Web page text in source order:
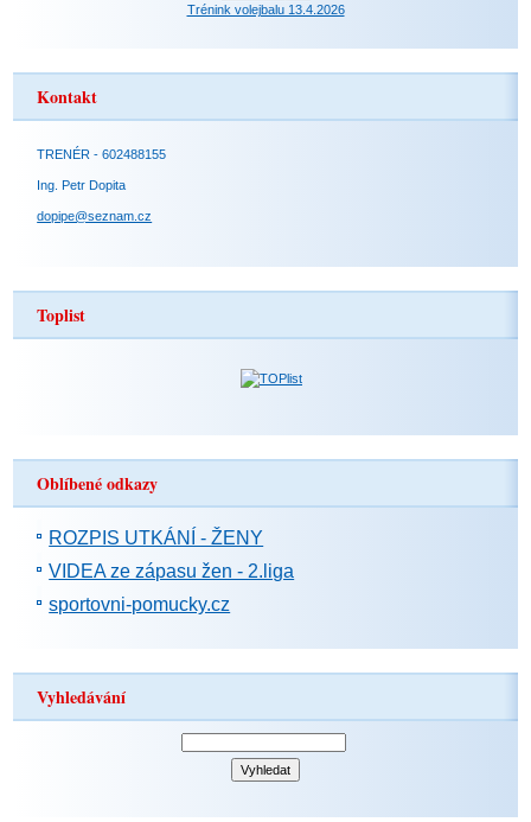
Trénink volejbalu 13.4.2026
Kontakt
TRENÉR - 602488155
Ing. Petr Dopita
dopipe@seznam.cz
Toplist
Oblíbené odkazy
ROZPIS UTKÁNÍ - ŽENY
VIDEA ze zápasu žen - 2.liga
sportovni-pomucky.cz
Vyhledávání